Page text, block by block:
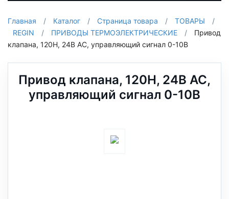
Главная / Каталог / Страница товара / ТОВАРЫ
/
REGIN
/ ПРИВОДЫ ТЕРМОЭЛЕКТРИЧЕСКИЕ /
Привод
клапана, 120Н, 24В АС, управляющий сигнал 0-10В
Привод клапана, 120Н, 24В АС,
управляющий сигнал 0-10В